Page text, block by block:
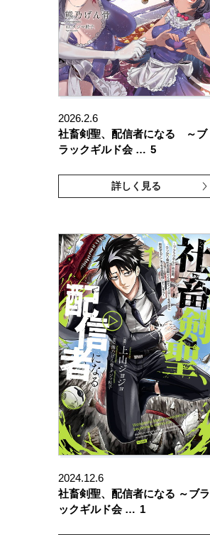
2026.2.6
社畜剣聖、配信者になる ～ブ
ラックギルド会 … 5
詳しく見る
2024.12.6
社畜剣聖、配信者になる ～ブラ
ックギルド会 … 1